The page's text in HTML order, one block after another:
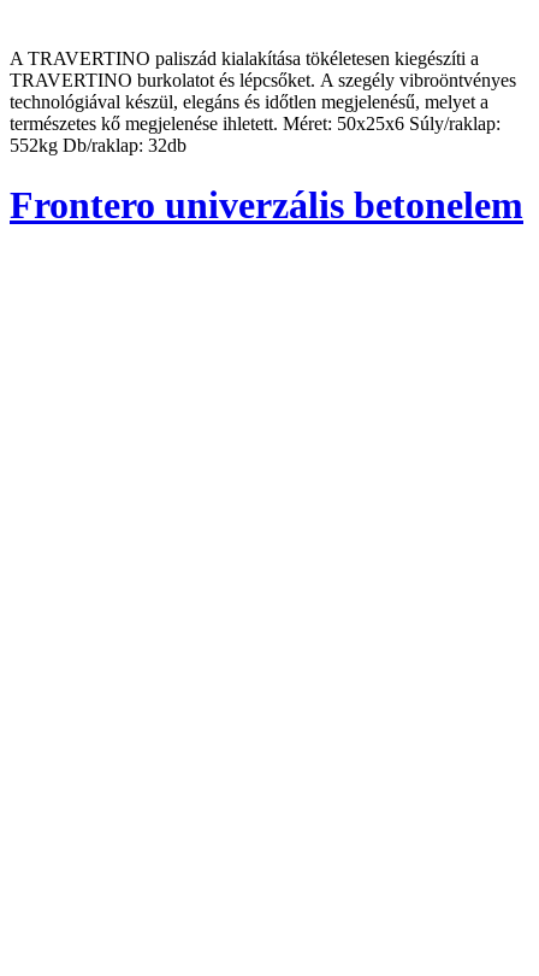
A TRAVERTINO paliszád kialakítása tökéletesen kiegészíti a
TRAVERTINO burkolatot és lépcsőket. A szegély vibroöntvényes
technológiával készül, elegáns és időtlen megjelenésű, melyet a
természetes kő megjelenése ihletett. Méret: 50x25x6 Súly/raklap:
552kg Db/raklap: 32db
Frontero univerzális betonelem